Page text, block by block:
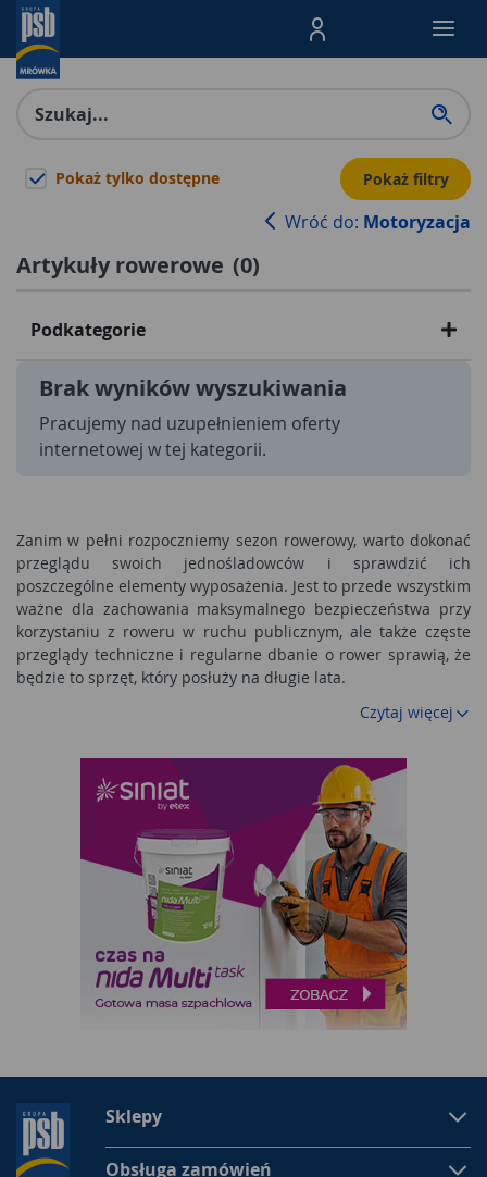
Menu Produktów,
Pokaż tylko dostępne Pokaż filtry
Wróć do: Motoryzacja
Artykuły rowerowe (0)
Podkategorie
Brak wyników wyszukiwania
Pracujemy nad uzupełnieniem oferty
internetowej w tej kategorii.
Zanim w pełni rozpoczniemy sezon rowerowy, warto dokonać
przeglądu swoich jednośladowców i sprawdzić ich
poszczególne elementy wyposażenia. Jest to przede wszystkim
ważne dla zachowania maksymalnego bezpieczeństwa przy
korzystaniu z roweru w ruchu publicznym, ale także częste
przeglądy techniczne i regularne dbanie o rower sprawią, że
będzie to sprzęt, który posłuży na długie lata.
jasna sklepy rowerowe oferujące swoim klientom szeroką
artykułów rowerowych
. Począwszy od różnego rodzaju
siedzonek, specjalnie wyprofilowanych pod preferencje
użytkowników, błotników, opon czy łańcuchów, aż po
wyposażenie dodatkowe jakim są bidony, koszyk na torbę,
dzwonek czy zapięcie do roweru. Wybór
artykułów rowerowychpowinien być
podyktowany przede wszystkim indywidualnymi
preferencjami użytkownika, nie mniej jednak warto zwracać
uwagę także na materiały z jakich sprzęt został wykonany. Nie
zawsze jednakartykuły rowerowe
z najwyższej półki cenowej
będą dla nas odpowiednimi. Warto przed zakupem
formę rozrywki i spędzania wolnego czasu, to spokojnie
można zainwestować w artykuły rowerowe z nieco niższej
półki cenowej. Warto przede wszystkim czuć się na swoim
Czytaj więcej
Sklepy
Obsługa zamówień